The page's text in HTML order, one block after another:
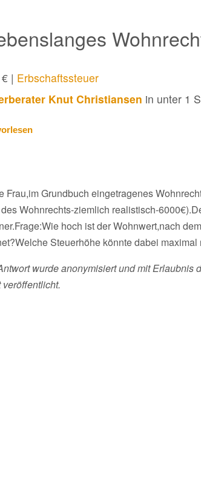
| Erbschaftssteuer
Knut Christiansen in unter 1
Frau,im Grundbuch eingetragenes
Wohnrechts-ziemlich realistisch-
hoch ist der Wohnwert,nach
Steuerhöhe könnte dabei
wurde anonymisiert und mit Erlaubnis